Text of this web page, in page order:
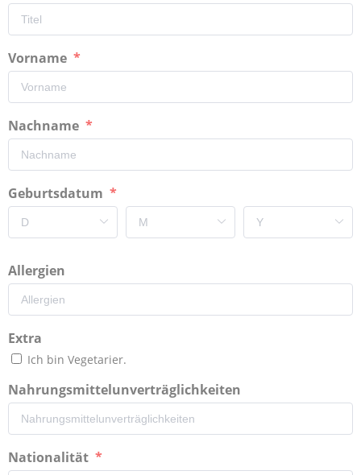
Vorname
Nachname
Geburtsdatum
Allergien
Extra
Ich bin Vegetarier.
Nahrungsmittelunverträglichkeiten
Nationalität